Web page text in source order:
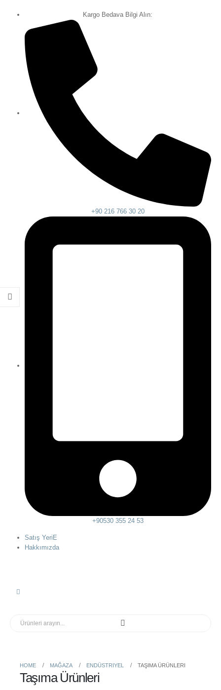
Kargo Bedava Bilgi Alın:
+90 216 766 30 20
+90530 355 24 53
Satış YeriE
Hakkımızda
HOME MAĞAZA ENDÜSTRIYEL TAŞIMA ÜRÜNLERI
Taşıma Ürünleri